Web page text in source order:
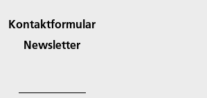
Kontaktformular
Newsletter